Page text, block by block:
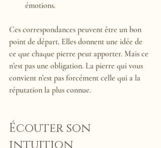
émotions.
Ces correspondances peuvent être un bon
point de départ. Elles donnent une idée de
ce que chaque pierre peut apporter. Mais ce
n’est pas une obligation. La pierre qui vous
convient n’est pas forcément celle qui a la
réputation la plus connue.
Écouter son